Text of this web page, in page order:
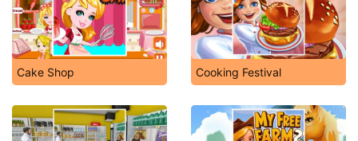
Cake Shop Cooking Festival